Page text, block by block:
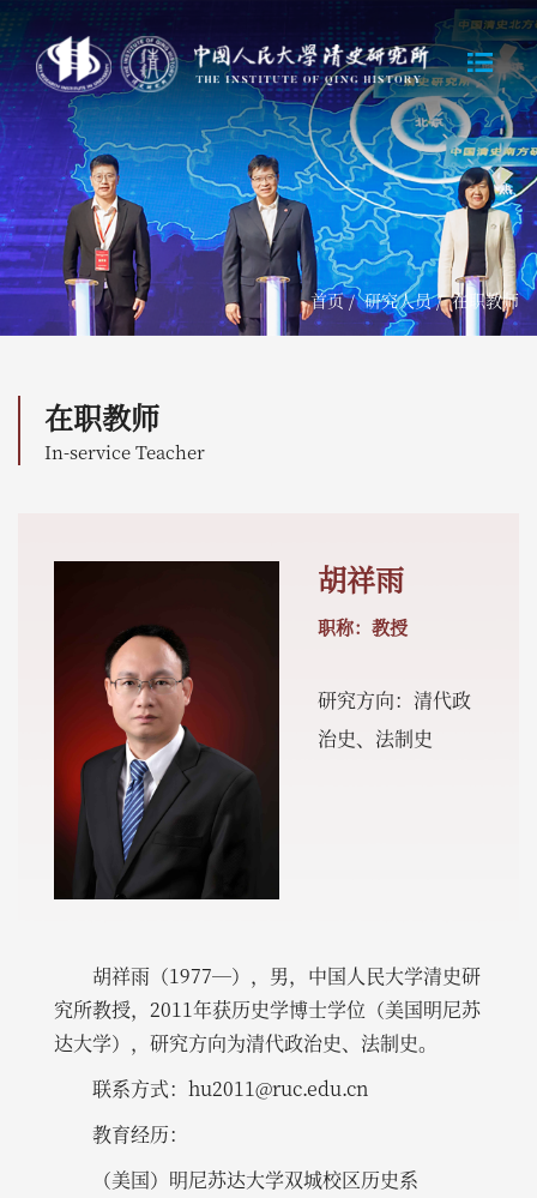
首页/研究人员/在职教师
在职教师
In-service Teacher
胡祥雨
职称：教授
研究方向：清代政
治史、法制史
胡祥雨（1977—），男，中国人民大学清史研
究所教授，2011年获历史学博士学位（美国明尼苏
达大学），研究方向为清代政治史、法制史。
联系方式：hu2011@ruc.edu.cn
教育经历：
（美国）明尼苏达大学双城校区历史系